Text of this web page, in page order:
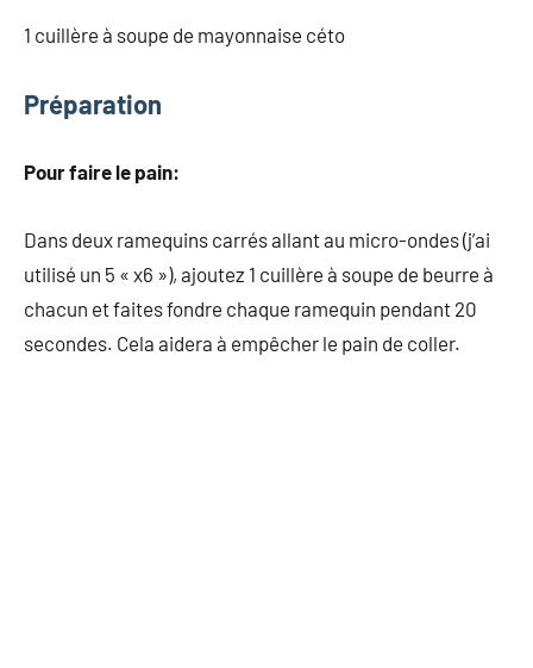
1 cuillère à soupe de mayonnaise céto
Préparation
Pour faire le pain:
Dans deux ramequins carrés allant au micro-ondes (j’ai
utilisé un 5 « x6 »), ajoutez 1 cuillère à soupe de beurre à
chacun et faites fondre chaque ramequin pendant 20
secondes. Cela aidera à empêcher le pain de coller.